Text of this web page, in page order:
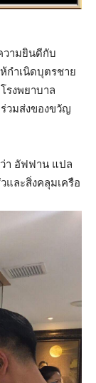
วามยินดีกับ
กำเนิดบุตรชาย
รงพยาบาล
ร่วมส่งของขวัญ
า อัฟฟาน แปล
และสิ่งคลุมเครือ